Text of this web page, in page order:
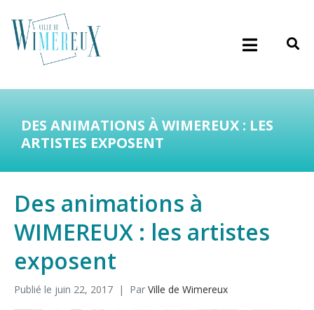
DES ANIMATIONS À WIMEREUX : LES
ARTISTES EXPOSENT
Des animations à
WIMEREUX : les artistes
exposent
Publié le juin 22, 2017 Par Ville de Wimereux